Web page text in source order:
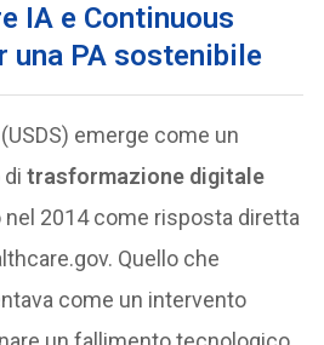
IA e Continuous
una PA sostenibile
emerge come un
ditrasformazione digitale
nel 2014 come risposta diretta
Quello che
come un intervento